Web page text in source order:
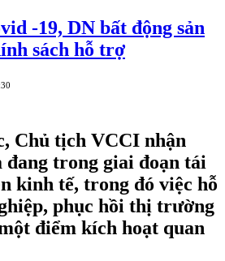
-19, DN bất động sản
sách hỗ trợ
Chủ tịch VCCI nhận
đang trong giai đoạn tái
kinh tế, trong đó việc hỗ
phục hồi thị trường
điểm kích hoạt quan